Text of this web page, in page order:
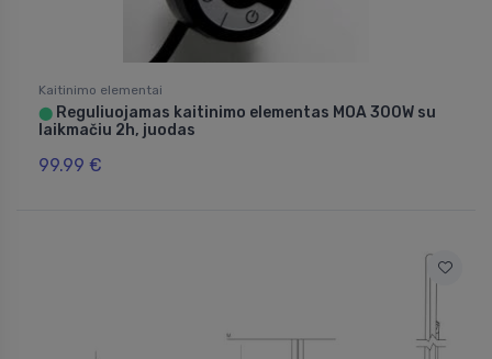
Kaitinimo elementai
⬤ Reguliuojamas kaitinimo elementas MOA 300W su
laikmačiu 2h, juodas
99.99 €